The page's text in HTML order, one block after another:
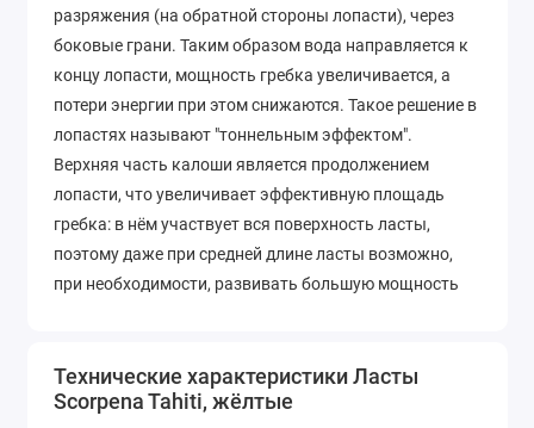
разряжения (на обратной стороны лопасти), через
боковые грани. Таким образом вода направляется к
концу лопасти, мощность гребка увеличивается, а
потери энергии при этом снижаются. Такое решение в
лопастях называют "тоннельным эффектом".
Верхняя часть калоши является продолжением
лопасти, что увеличивает эффективную площадь
гребка: в нём участвует вся поверхность ласты,
поэтому даже при средней длине ласты возможно,
при необходимости, развивать большую мощность
Лопасти так же имеют обтекаемые рёбра жёсткости,
выполненные из жёсткой резины.
Технические характеристики Ласты
Scorpena Tahiti, жёлтые